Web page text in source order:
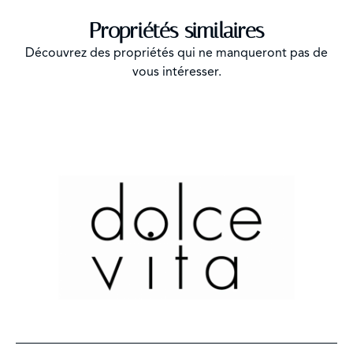
Propriétés similaires
Découvrez des propriétés qui ne manqueront pas de
vous intéresser.